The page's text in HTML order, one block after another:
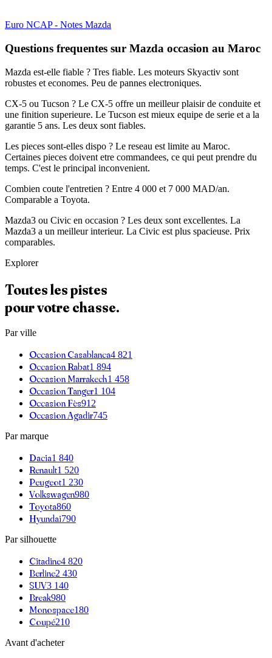
Euro NCAP - Notes Mazda
Questions frequentes sur Mazda occasion au Maroc
Mazda est-elle fiable ? Tres fiable. Les moteurs Skyactiv sont
robustes et economes. Peu de pannes electroniques.
CX-5 ou Tucson ? Le CX-5 offre un meilleur plaisir de conduite et
une finition superieure. Le Tucson est mieux equipe de serie et a la
garantie 5 ans. Les deux sont fiables.
Les pieces sont-elles dispo ? Le reseau est limite au Maroc.
Certaines pieces doivent etre commandees, ce qui peut prendre du
temps. C'est le principal inconvenient.
Combien coute l'entretien ? Entre 4 000 et 7 000 MAD/an.
Comparable a Toyota.
Mazda3 ou Civic en occasion ? Les deux sont excellentes. La
Mazda3 a un meilleur interieur. La Civic est plus spacieuse. Prix
comparables.
Explorer
Toutes les pistes
pour votre chasse.
Par ville
OccasionCasablanca4 821
OccasionRabat1 894
OccasionMarrakech1 458
OccasionTanger1 104
OccasionFès912
OccasionAgadir745
Par marque
Dacia1 840
Renault1 520
Peugeot1 230
Volkswagen980
Toyota860
Hyundai790
Par silhouette
Citadine4 820
Berline2 430
SUV3 140
Break980
Monospace180
Coupé210
Avant d'acheter